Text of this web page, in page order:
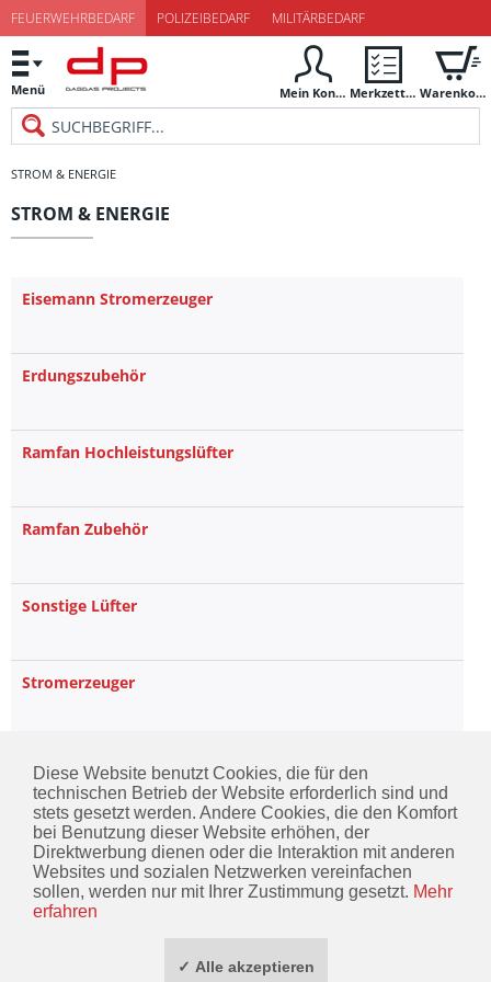
FEUERWEHRBEDARF POLIZEIBEDARF MILITÄRBEDARF
Menü Mein Konto Merkzettel Warenkorb
STROM & ENERGIE
STROM & ENERGIE
Eisemann Stromerzeuger
Erdungszubehör
Ramfan Hochleistungslüfter
Ramfan Zubehör
Sonstige Lüfter
Stromerzeuger
KONTAKT
INFORMATIONEN
ZAHLUNG / VERSAND
Diese Website benutzt Cookies, die für den
technischen Betrieb der Website erforderlich sind und
stets gesetzt werden. Andere Cookies, die den Komfort
bei Benutzung dieser Website erhöhen, der
Direktwerbung dienen oder die Interaktion mit anderen
Websites und sozialen Netzwerken vereinfachen
sollen, werden nur mit Ihrer Zustimmung gesetzt. Mehr
erfahren
✓ Alle akzeptieren